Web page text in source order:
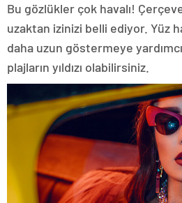
Bu gözlükler çok havalı!
uzaktan izinizi belli ediyor. Yüz
daha uzun göstermeye
plajların yıldızı olabilirsiniz.